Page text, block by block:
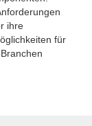
ihre
für